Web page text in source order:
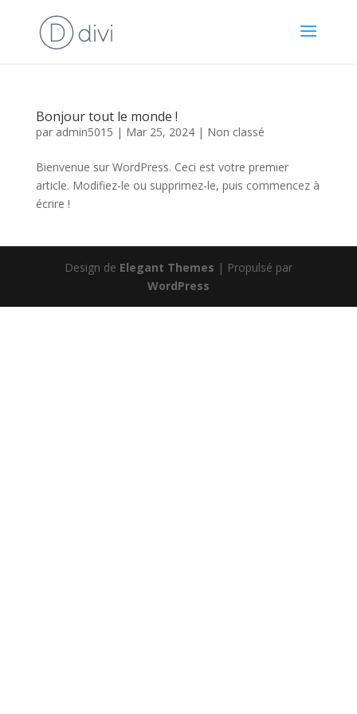
Bonjour tout le monde !
par admin5015 | Mar 25, 2024| Non classé
Bienvenue sur WordPress. Ceci est votre premier
article. Modifiez-le ou supprimez-le, puis commencez à
écrire !
Design de Elegant Themes | Propulsé par
WordPress